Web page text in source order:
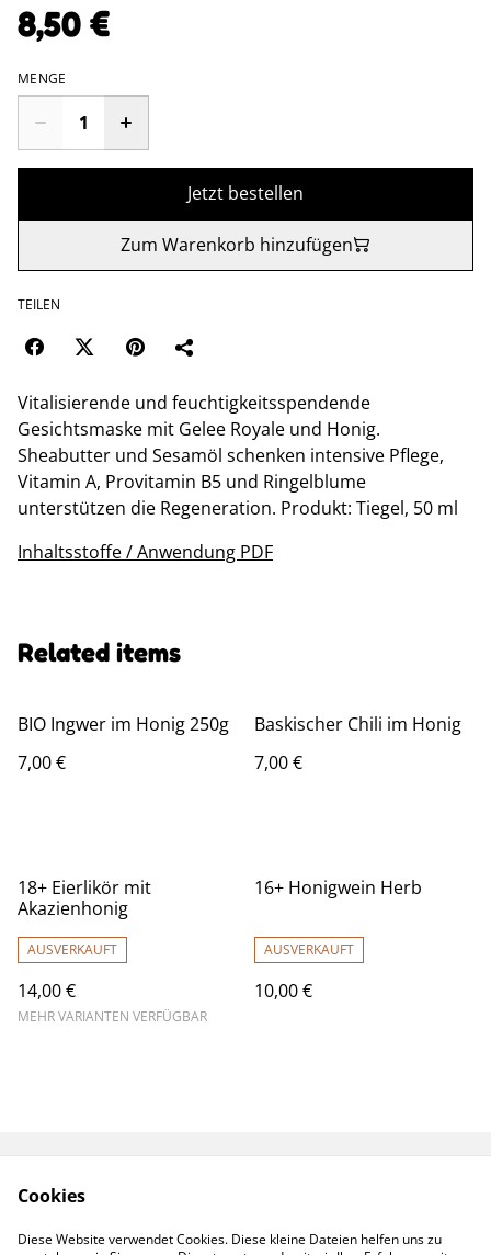
8,50 €
MENGE
Jetzt bestellen
Zum Warenkorb hinzufügen
TEILEN
Vitalisierende und feuchtigkeitsspendende
Gesichtsmaske mit Gelee Royale und Honig.
Sheabutter und Sesamöl schenken intensive Pflege,
Vitamin A, Provitamin B5 und Ringelblume
unterstützen die Regeneration. Produkt: Tiegel, 50 ml
Inhaltsstoffe / Anwendung PDF
Related items
BIO Ingwer im Honig 250g
7,00 €
Baskischer Chili im Honig
7,00 €
18+ Eierlikör mit
Akazienhonig
AUSVERKAUFT
14,00 €
MEHR VARIANTEN VERFÜGBAR
16+ Honigwein Herb
AUSVERKAUFT
10,00 €
Versand
Datenschutz
Cookies
Diese Website verwendet Cookies. Diese kleine Dateien helfen uns zu